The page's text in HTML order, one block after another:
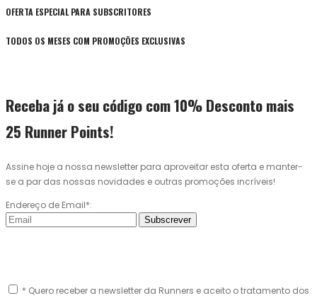
OFERTA ESPECIAL PARA SUBSCRITORES
TODOS OS MESES COM PROMOÇÕES EXCLUSIVAS
Receba já o seu código com 10% Desconto mais
25 Runner Points!
Assine hoje a nossa newsletter para aproveitar esta oferta e manter-
se a par das nossas novidades e outras promoções incríveis!
Endereço de Email*:
Subscrever
* Quero receber a newsletter da Runners e aceito o tratamento dos